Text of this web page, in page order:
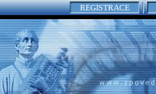
REGISTRACE